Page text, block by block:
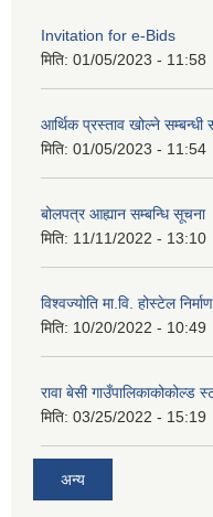
Invitation for e-Bids
मिति: 01/05/2023 - 11:58
आर्थिक प्रस्ताव खोल्ने
मिति: 01/05/2023 - 11:54
बोलपत्र आह्यान सम्बन्धि सूचना
मिति: 11/11/2022 - 13:10
विश्वज्योति मा.वि. होस्टेल
मिति: 10/20/2022 - 10:49
रावा बेसी गाउँपालिकाकोकोल्ड
मिति: 03/25/2022 - 15:19
अन्य